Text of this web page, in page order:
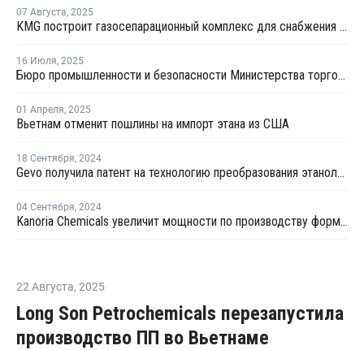
07 Августа, 2025
KMG построит газосепарационный комплекс для снабжения этаном завода Silleno
16 Июля, 2025
Бюро промышленности и безопасности Министерства торговли США сняло экспортные ограничения на поставки этана в Китай
01 Апреля, 2025
Вьетнам отменит пошлины на импорт этана из США
18 Сентября, 2024
Gevo получила патент на технологию преобразования этанола в олефины за один этап
04 Сентября, 2024
Kanoria Chemicals увеличит мощности по производству формальдегида на комплексе в Индии
22 Августа, 2025
Long Son Petrochemicals перезапустила
производство ПП во Вьетнаме